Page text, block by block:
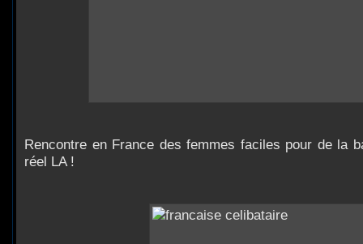
Rencontre en France des femmes faciles pour de la
réel LA !